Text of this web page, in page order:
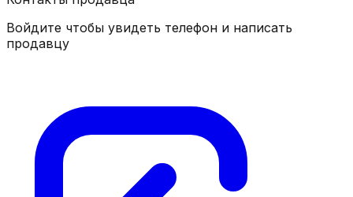
Войдите чтобы увидеть телефон и написать
продавцу